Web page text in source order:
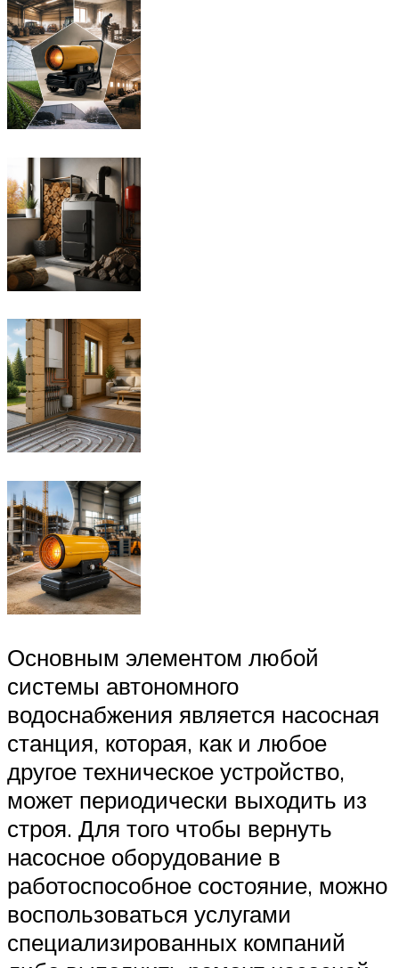
Основным элементом любой
системы автономного
водоснабжения является насосная
станция, которая, как и любое
другое техническое устройство,
может периодически выходить из
строя. Для того чтобы вернуть
насосное оборудование в
работоспособное состояние, можно
воспользоваться услугами
специализированных компаний